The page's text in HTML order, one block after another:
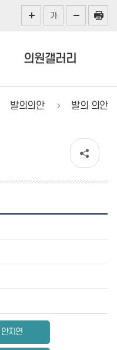
가
의원갤러리
발의의안 발의 의안
안지연